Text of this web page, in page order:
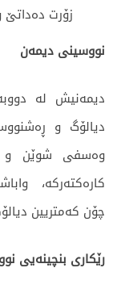
زۆرت دەداتێ
نووسینی دیمەن
دیمەنیش له‌
دیالۆگ و
وەسفی شوێن و
کارەکتەرکە،
چۆن کەمتریین
رێكاری بنچینه‌یی